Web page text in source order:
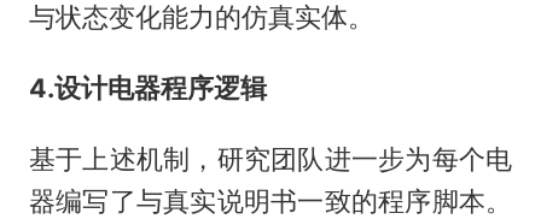
与状态变化能力的仿真实体。
4.设计电器程序逻辑
基于上述机制，研究团队进一步为每个电
器编写了与真实说明书一致的程序脚本。